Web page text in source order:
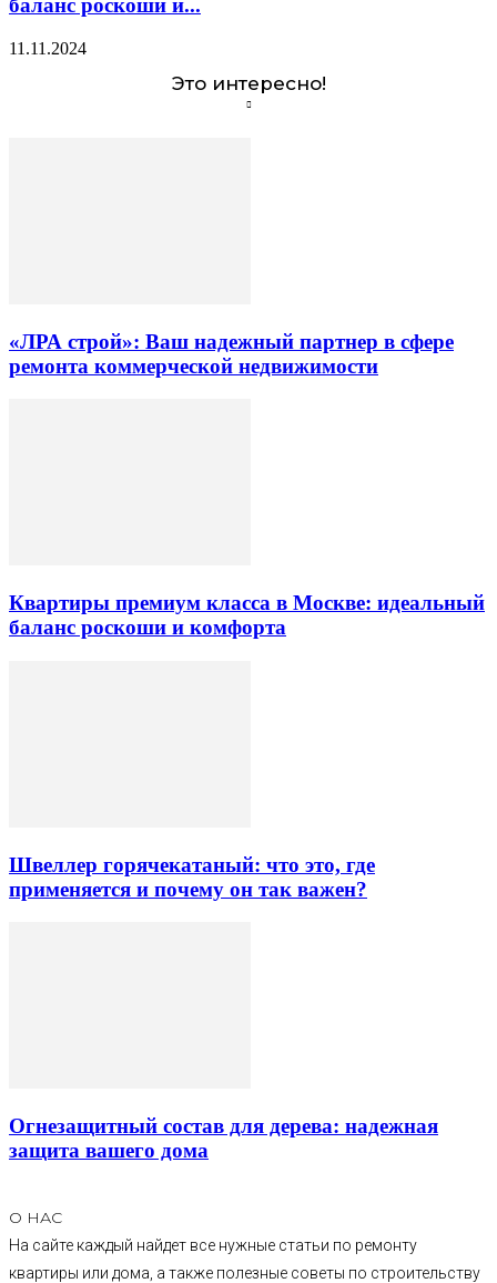
баланс роскоши и...
11.11.2024
Это интересно!
«ЛРА строй»: Ваш надежный партнер в сфере
ремонта коммерческой недвижимости
Квартиры премиум класса в Москве: идеальный
баланс роскоши и комфорта
Швеллер горячекатаный: что это, где
применяется и почему он так важен?
Огнезащитный состав для дерева: надежная
защита вашего дома
О НАС
На сайте каждый найдет все нужные статьи по ремонту
квартиры или дома, а также полезные советы по строительству